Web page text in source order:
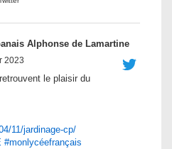
Alphonse de Lamartine
2023
le plaisir du
11/jardinage-cp/
#monlycéefrançais